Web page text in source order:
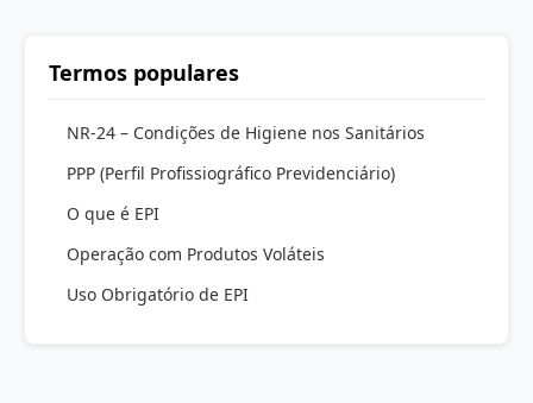
Termos populares
NR-24 – Condições de Higiene nos Sanitários
PPP (Perfil Profissiográfico Previdenciário)
O que é EPI
Operação com Produtos Voláteis
Uso Obrigatório de EPI